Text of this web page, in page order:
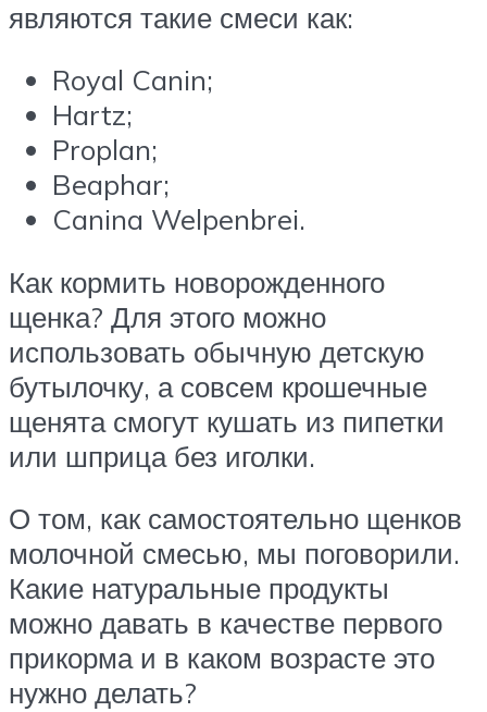
являются такие смеси как:
Royal Canin;
Hartz;
Proplan;
Beaphar;
Canina Welpenbrei.
Как кормить новорожденного
щенка? Для этого можно
использовать обычную детскую
бутылочку, а совсем крошечные
щенята смогут кушать из пипетки
или шприца без иголки.
О том, как самостоятельно щенков
молочной смесью, мы поговорили.
Какие натуральные продукты
можно давать в качестве первого
прикорма и в каком возрасте это
нужно делать?